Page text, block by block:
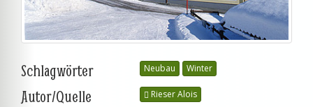
Schlagwörter Neubau Winter
Autor/Quelle Rieser Alois